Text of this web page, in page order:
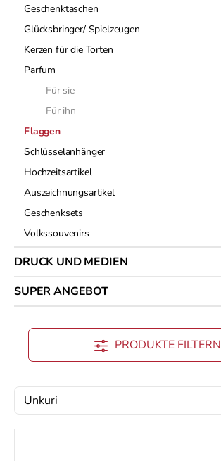
Geschenktaschen
Glücksbringer/ Spielzeugen
Kerzen für die Torten
Parfum
Für sie
Für ihn
Flaggen
Schlüsselanhänger
Hochzeitsartikel
Auszeichnungsartikel
Geschenksets
Volkssouvenirs
DRUCK UND MEDIEN
SUPER ANGEBOT
PRODUKTE FILTERN